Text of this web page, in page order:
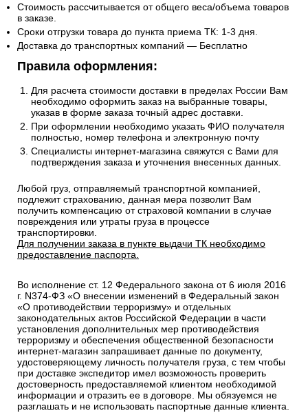
Стоимость рассчитывается от общего веса/объема товаров
в заказе.
Сроки отгрузки товара до пункта приема ТК: 1-3 дня.
Доставка до транспортных компаний — Бесплатно
Правила оформления:
Для расчета стоимости доставки в пределах России Вам
необходимо оформить заказ на выбранные товары,
указав в форме заказа точный адрес доставки.
При оформлении необходимо указать ФИО получателя
полностью, номер телефона и электронную почту
Специалисты интернет-магазина свяжутся с Вами для
подтверждения заказа и уточнения внесенных данных.
Любой груз, отправляемый транспортной компанией,
подлежит страхованию, данная мера позволит Вам
получить компенсацию от страховой компании в случае
повреждения или утраты груза в процессе
транспортировки.
Для получении заказа в пункте выдачи ТК необходимо
предоставление паспорта.
Во исполнение ст. 12 Федерального закона от 6 июля 2016
г. N374-ФЗ «О внесении изменений в Федеральный закон
«О противодействии терроризму» и отдельных
законодательных актов Российской Федерации в части
установления дополнительных мер противодействия
терроризму и обеспечения общественной безопасности
интернет-магазин запрашивает данные по документу,
удостоверяющему личность получателя груза, с тем чтобы
при доставке экспедитор имел возможность проверить
достоверность предоставляемой клиентом необходимой
информации и отразить ее в договоре. Мы обязуемся не
разглашать и не использовать паспортные данные клиента.